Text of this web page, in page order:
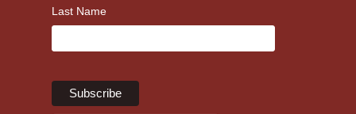
Last Name